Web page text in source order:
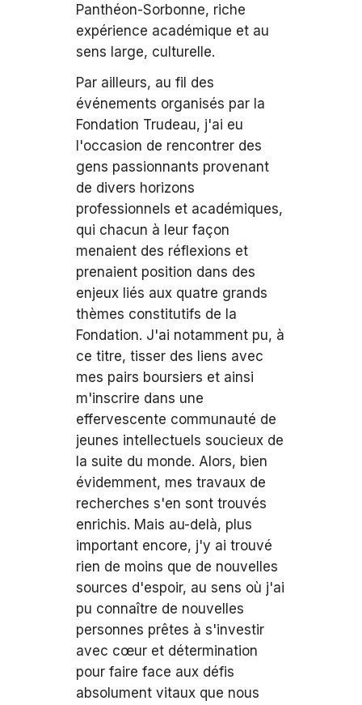
Panthéon-Sorbonne, riche
expérience académique et au
sens large, culturelle.
Par ailleurs, au fil des
événements organisés par la
Fondation Trudeau, j'ai eu
l'occasion de rencontrer des
gens passionnants provenant
de divers horizons
professionnels et académiques,
qui chacun à leur façon
menaient des réflexions et
prenaient position dans des
enjeux liés aux quatre grands
thèmes constitutifs de la
Fondation. J'ai notamment pu, à
ce titre, tisser des liens avec
mes pairs boursiers et ainsi
m'inscrire dans une
effervescente communauté de
jeunes intellectuels soucieux de
la suite du monde. Alors, bien
évidemment, mes travaux de
recherches s'en sont trouvés
enrichis. Mais au-delà, plus
important encore, j'y ai trouvé
rien de moins que de nouvelles
sources d'espoir, au sens où j'ai
pu connaître de nouvelles
personnes prêtes à s'investir
avec cœur et détermination
pour faire face aux défis
absolument vitaux que nous